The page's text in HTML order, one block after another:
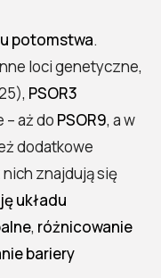
potomstwa.
loci genetyczne,
PSOR3
– aż do PSOR9, a w
dodatkowe
znajdują się
układu
, różnicowanie
bariery